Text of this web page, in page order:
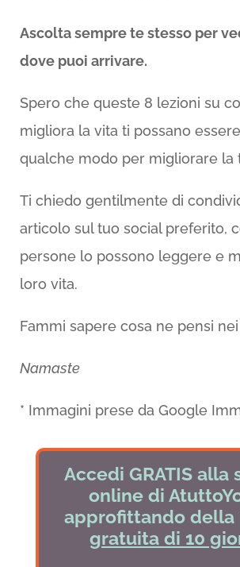
Ascolta sempre te stesso per
dove puoi arrivare.
Spero che queste 8 lezioni su
migliora la vita ti possano
qualche modo per migliorare la
Ti chiedo gentilmente di
articolo sul tuo social preferito,
persone lo possono leggere e
loro vita.
Fammi sapere cosa ne pensi
Namaste
* Immagini prese da Google
Accedi GRATIS alla
online di
approfittando della
gratuita di 10